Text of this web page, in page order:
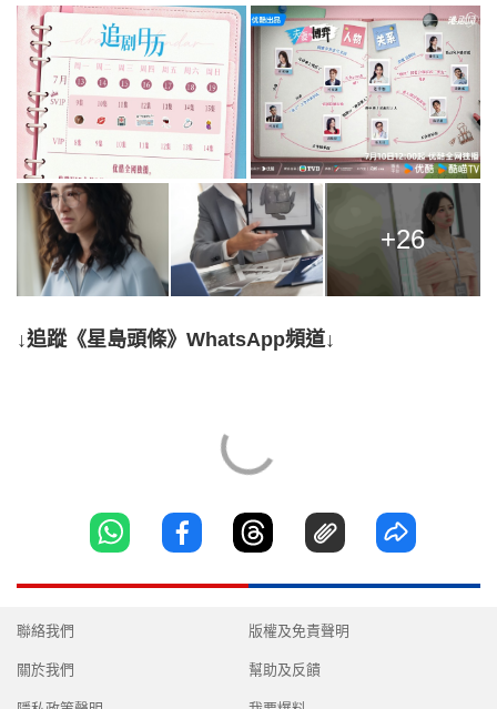
+26
↓追蹤《星島頭條》WhatsApp頻道↓
聯絡我們
關於我們
版權及免責聲明
幫助及反饋